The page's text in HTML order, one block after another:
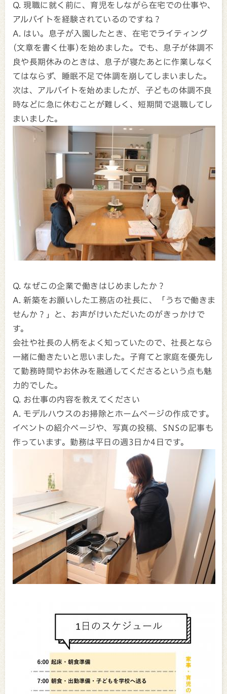
Q. 現職に就く前に、育児をしながら在宅での仕事や、
アルバイトを経験されているのですね？
A. はい。息子が入園したとき、在宅でライティング
(文章を書く仕事)を始めました。でも、息子が体調不
良や長期休みのときは、息子が寝たあとに作業しなく
てはならず、睡眠不足で体調を崩してしまいました。
次は、アルバイトを始めましたが、子どもの体調不良
時などに急に休むことが難しく、短期間で退職してし
まいました。
Q. なぜこの企業で働きはじめましたか？
A. 新築をお願いした工務店の社長に、「うちで働きま
せんか？」と、お声がけいただいたのがきっかけで
す。
会社や社長の人柄をよく知っていたので、社長となら
一緒に働きたいと思いました。子育てと家庭を優先し
て勤務時間やお休みを融通してくださるという点も魅
力的でした。
Q. お仕事の内容を教えてください
A. モデルハウスのお掃除とホームページの作成です。
イベントの紹介ページや、写真の投稿、SNSの記事も
作っています。勤務は平日の週3日か4日です。